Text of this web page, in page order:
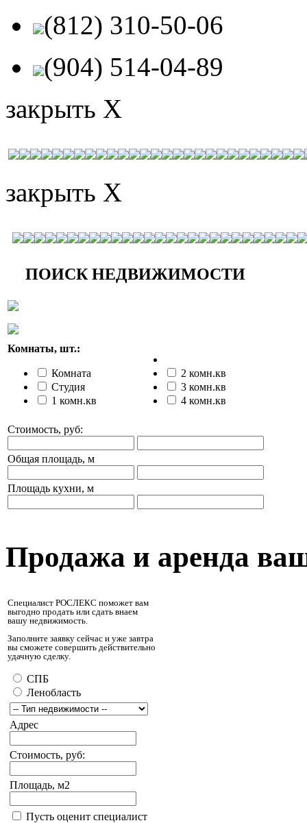
(812) 310-50-06
(904) 514-04-89
закрыть X
закрыть X
ПОИСК НЕДВИЖИМОСТИ
Комнаты, шт.:
Комната
Студия
1 комн.кв
2 комн.кв
3 комн.кв
4 комн.кв
Стоимость, руб:
Общая площадь, м
Площадь кухни, м
Продажа и аренда
Специалист РОСЛЕКС поможет вам
выгодно продать или сдать внаем
вашу недвижимость.
Заполните заявку сейчас и уже завтра
вы сможете совершить действительно
удачную сделку.
СПБ
Ленобласть
Адрес
Стоимость, руб:
Площадь, м2
Пусть оценит специалист